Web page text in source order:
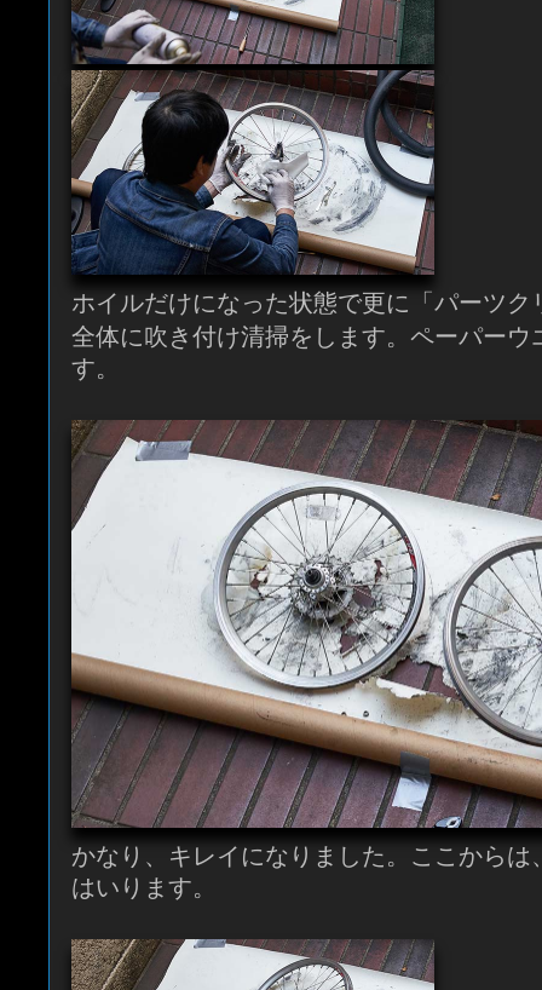
ホイルだけになった状態で更に「パーツク
全体に吹き付け清掃をします。ペーパーウ
す。
かなり、キレイになりました。ここから
はいります。